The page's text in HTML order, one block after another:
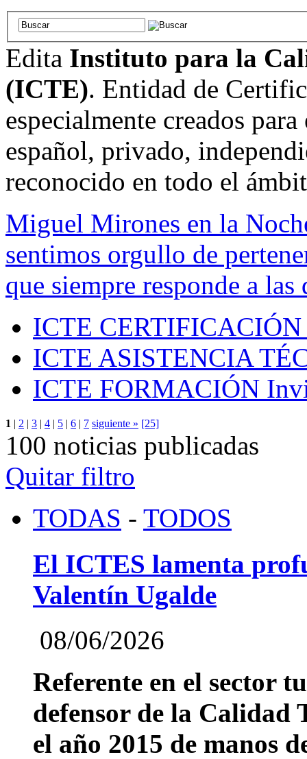
Edita Instituto para la
(ICTE). Entidad de
especialmente creados
español, privado,
reconocido en todo el
Miguel Mirones en la
sentimos orgullo de
que siempre responde a
ICTE CERTIFICACIÓN
ICTE ASISTENCIA
ICTE FORMACIÓN
1 | 2 | 3 | 4 | 5 | 6 | 7 siguiente » [25]
100 noticias publicadas
Quitar filtro
TODAS - TODOS
El ICTES lamenta
Valentín Ugalde
08/06/2026
Referente en el sector
defensor de la Calidad
el año 2015 de manos